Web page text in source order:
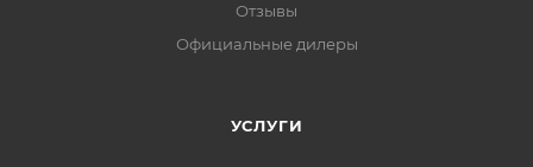
Отзывы
Официальные дилеры
УСЛУГИ